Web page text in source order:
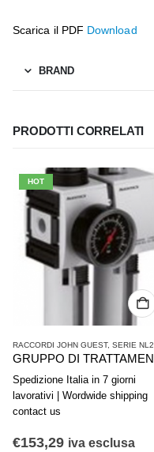
Scarica il PDF Download
BRAND
PRODOTTI CORRELATI
ARIA COMPRESSA
HOT
RACCORDI JOHN GUEST, SERIE NL2
Spedizione Italia in 7 giorni
lavorativi | Wordwide shipping
contact us
€153,29 iva esclusa